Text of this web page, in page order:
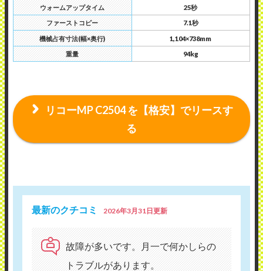
ウォームアップタイム 25秒
ファーストコピー 7.1秒
機械占有寸法(幅×奥行) 1,104×738mm
重量 94kg
リコーMP C2504 を【格安】でリースす
る
最新のクチコミ 2026年3月31日更新
故障が多いです。月一で何かしらの
トラブルがあります。